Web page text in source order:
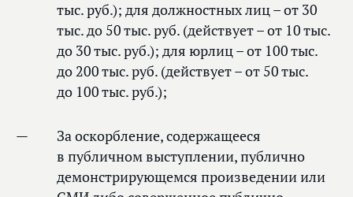
тыс. руб.); для должностных лиц – от 30
тыс. до 50 тыс. руб. (действует – от 10 тыс.
до 30 тыс. руб.); для юрлиц – от 100 тыс.
до 200 тыс. руб. (действует – от 50 тыс.
до 100 тыс. руб.);
За оскорбление, содержащееся
в публичном выступлении, публично
демонстрирующемся произведении или